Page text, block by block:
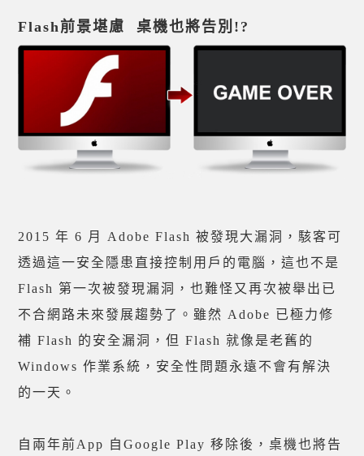
Flash前景堪慮 桌機也將告別!?
2015 年 6 月 Adobe Flash 被發現大漏洞，駭客可
透過這一安全隱患直接控制用戶的電腦，這也不是
Flash 第一次被發現漏洞，也難怪又再次被舉出已
不合網路未來發展趨勢了。雖然 Adobe 已極力修
補 Flash 的安全漏洞，但 Flash 就像是老舊的
Windows 作業系統，安全性問題永遠不會有解決
的一天。
自兩年前App 自Google Play 移除後，桌機也將告